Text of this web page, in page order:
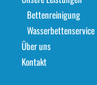
Bettenreinigung
Wasserbettenservice
Über uns
Kontakt